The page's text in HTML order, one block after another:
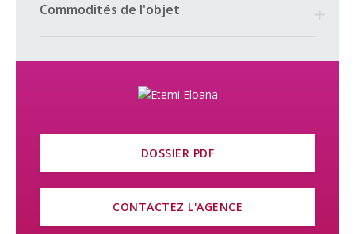
Commodités de l'objet
DOSSIER PDF
CONTACTEZ L'AGENCE